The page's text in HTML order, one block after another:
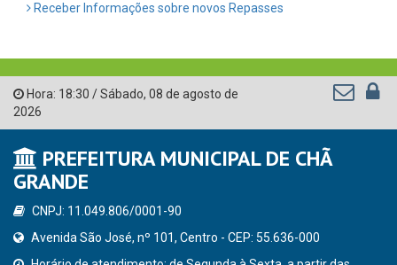
Receber Informações sobre novos Repasses
Hora: 18:30 /Sábado, 08 de agosto de
2026
PREFEITURA MUNICIPAL DE CHÃ
GRANDE
CNPJ: 11.049.806/0001-90
Avenida São José, nº 101, Centro - CEP: 55.636-000